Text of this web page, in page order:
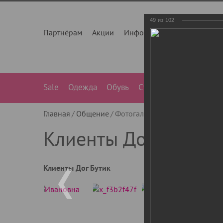
Партнёрам Акции Инфо О нас
Sale Одежда Обувь Сумки
Главная Общение Фотогалерея
Клиенты Дог Бутик
Клиенты Дог Бутик
49 из 102